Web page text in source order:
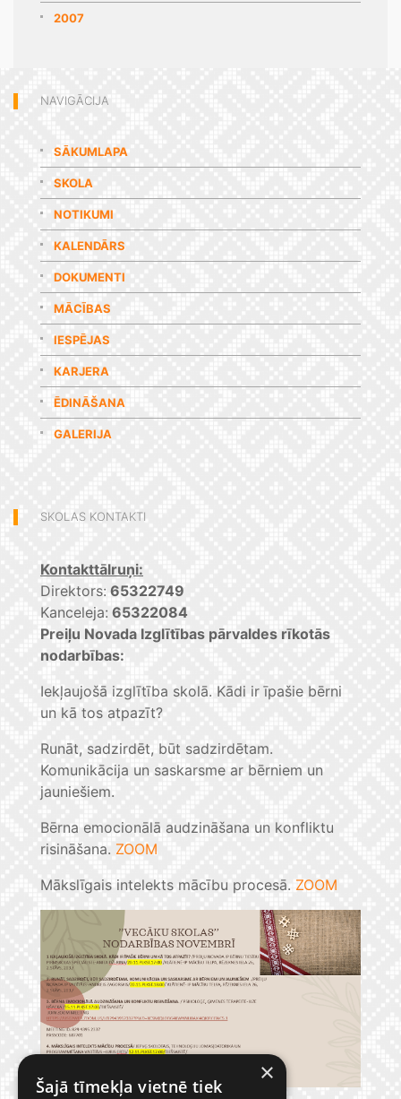
2007
NAVIGĀCIJA
SĀKUMLAPA
SKOLA
NOTIKUMI
KALENDĀRS
DOKUMENTI
MĀCĪBAS
IESPĒJAS
KARJERA
ĒDINĀŠANA
GALERIJA
SKOLAS KONTAKTI
Kontakttālruņi:
Direktors: 65322749
Kanceleja: 65322084
Preiļu Novada Izglītības pārvaldes rīkotās
nodarbības:
Iekļaujošā izglītība skolā. Kādi ir īpašie bērni
un kā tos atpazīt?
Runāt, sadzirdēt, būt sadzirdētam.
Komunikācija un saskarsme ar bērniem un
jauniešiem.
Bērna emocionālā audzināšana un konfliktu
risināšana. ZOOM
Mākslīgais intelekts mācību procesā. ZOOM
×
Šajā tīmekļa vietnē tiek